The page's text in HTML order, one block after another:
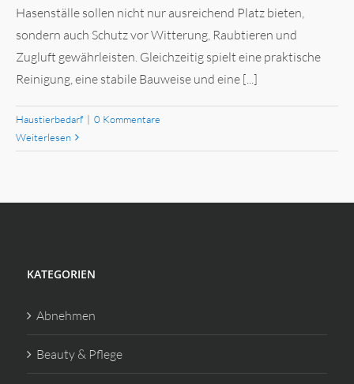
Hasenställe sollen nicht nur ausreichend Platz bieten,
sondern auch Schutz vor Witterung, Raubtieren und
Zugluft gewährleisten. Gleichzeitig spielt eine praktische
Reinigung, eine stabile Bauweise und eine [...]
Haustierbedarf | 0 Kommentare
Weiterlesen
KATEGORIEN
Abnehmen
Beauty & Pflege